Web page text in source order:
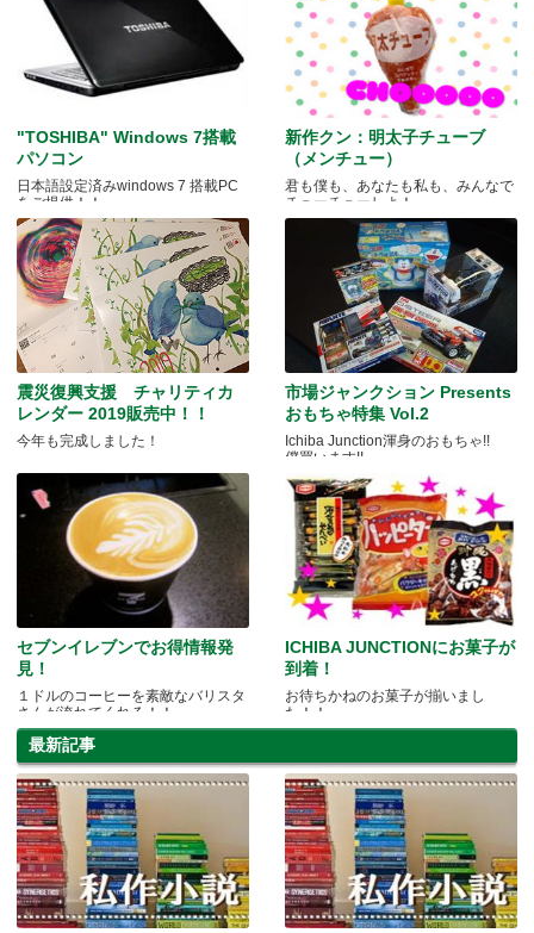
"TOSHIBA" Windows 7搭載
パソコン
日本語設定済みwindows 7 搭載PC
をご提供！！
新作クン：明太子チューブ
（メンチュー）
君も僕も、あなたも私も、みんなで
チューチューしよ！
震災復興支援 チャリティカ
レンダー 2019販売中！！
今年も完成しました！
市場ジャンクション Presents
おもちゃ特集 Vol.2
Ichiba Junction渾身のおもちゃ!!
僕買います!!
セブンイレブンでお得情報発
見！
１ドルのコーヒーを素敵なバリスタ
さんが淹れてくれる！！
ICHIBA JUNCTIONにお菓子が
到着！
お待ちかねのお菓子が揃いまし
た！！
最新記事